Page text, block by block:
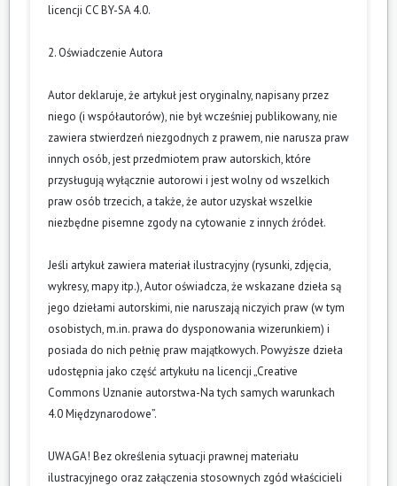
licencji CC BY-SA 4.0.
2. Oświadczenie Autora
Autor deklaruje, że artykuł jest oryginalny, napisany przez
niego (i współautorów), nie był wcześniej publikowany, nie
zawiera stwierdzeń niezgodnych z prawem, nie narusza praw
innych osób, jest przedmiotem praw autorskich, które
przysługują wyłącznie autorowi i jest wolny od wszelkich
praw osób trzecich, a także, że autor uzyskał wszelkie
niezbędne pisemne zgody na cytowanie z innych źródeł.
Jeśli artykuł zawiera materiał ilustracyjny (rysunki, zdjęcia,
wykresy, mapy itp.), Autor oświadcza, że wskazane dzieła są
jego dziełami autorskimi, nie naruszają niczyich praw (w tym
osobistych, m.in. prawa do dysponowania wizerunkiem) i
posiada do nich pełnię praw majątkowych. Powyższe dzieła
udostępnia jako część artykułu na licencji „Creative
Commons Uznanie autorstwa-Na tych samych warunkach
4.0 Międzynarodowe”.
UWAGA! Bez określenia sytuacji prawnej materiału
ilustracyjnego oraz załączenia stosownych zgód właścicieli